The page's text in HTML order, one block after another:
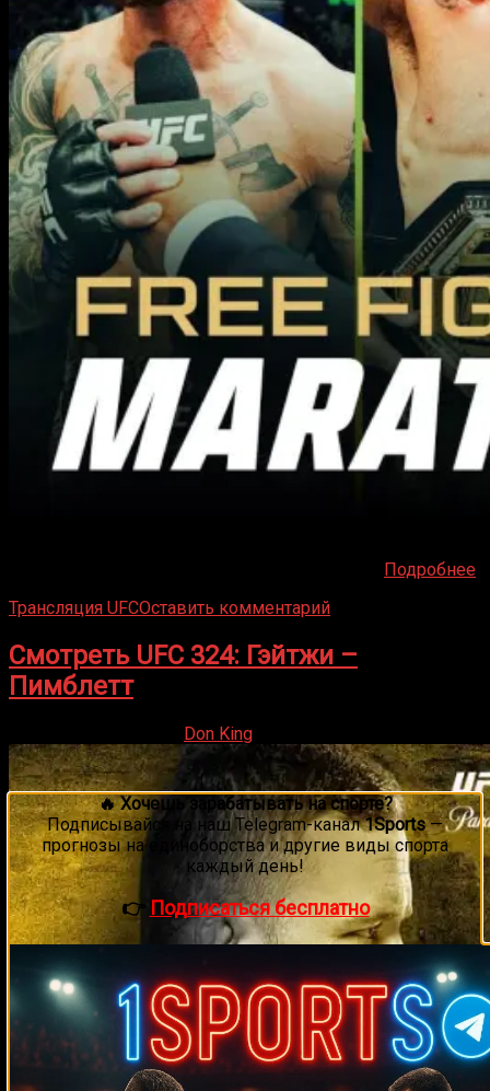
Подробнее
Трансляция UFCОставить комментарий
Смотреть UFC 324: Гэйтжи –
Пимблетт
Don King
🔥 Хочешь зарабатывать на спорте?
Подписывайся на наш Telegram-канал1Sports—
прогнозы на единоборства и другие виды спорта
каждый день!
👉 Подписаться бесплатно